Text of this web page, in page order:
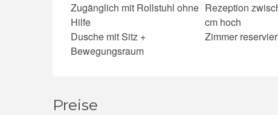
Zugänglich mit Rollstuhl ohne
Hilfe
Rezeption
cm hoch
Dusche mit Sitz +
Bewegungsraum
Zimmer
Preise